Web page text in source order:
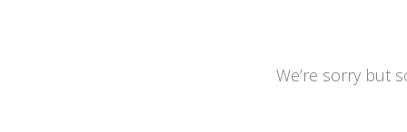
We’re sorry but